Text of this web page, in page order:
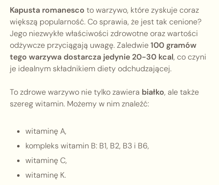
Kapusta romanesco to warzywo, które zyskuje coraz
większą popularność. Co sprawia, że jest tak cenione?
Jego niezwykłe właściwości zdrowotne oraz wartości
odżywcze przyciągają uwagę. Zaledwie100 gramów
tego warzywa dostarcza jedynie 20-30 kcal, co czyni
je idealnym składnikiem diety odchudzającej.
To zdrowe warzywo nie tylko zawiera białko, ale także
szereg witamin. Możemy w nim znaleźć:
witaminę A,
kompleks witamin B: B1, B2, B3 i B6,
witaminę C,
witaminę K.